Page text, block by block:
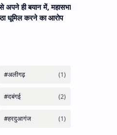
ही बयान में, महासभा
धूमिल करने का आरोप